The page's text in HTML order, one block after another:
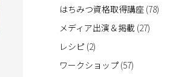
はちみつ資格取得講座 (78)
メディア出演＆掲載 (27)
レシピ (2)
ワークショップ (57)